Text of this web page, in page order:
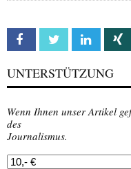
Facebook Twitter Linkedin
UNTERSTÜTZUNG
Wenn Ihnen unser Artikel
des
Journalismus.